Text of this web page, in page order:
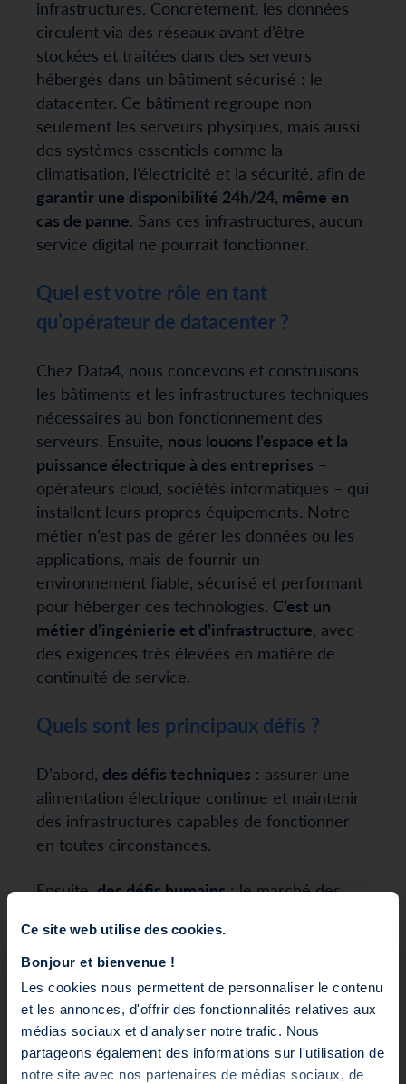
Ce site web utilise des cookies.
Bonjour et bienvenue !
Les cookies nous permettent de personnaliser le contenu
et les annonces, d'offrir des fonctionnalités relatives aux
médias sociaux et d'analyser notre trafic. Nous
partageons également des informations sur l'utilisation de
notre site avec nos partenaires de médias sociaux, de
infrastructures. Concrètement, les données
circulent via des réseaux avant d’être
stockées et traitées dans des serveurs
hébergés dans un bâtiment sécurisé : le
datacenter. Ce bâtiment regroupe non
seulement les serveurs physiques, mais aussi
des systèmes essentiels comme la
climatisation, l’électricité et la sécurité, afin de
garantir une disponibilité 24h/24, même en
cas de panne. Sans ces infrastructures, aucun
service digital ne pourrait fonctionner.
Quel est votre rôle en tant
qu’opérateur de datacenter ?
Chez Data4, nous concevons et construisons
les bâtiments et les infrastructures techniques
nécessaires au bon fonctionnement des
serveurs. Ensuite, nous louons l’espace et la
puissance électrique à des entreprises –
opérateurs cloud, sociétés informatiques – qui
installent leurs propres équipements. Notre
métier n’est pas de gérer les données ou les
applications, mais de fournir un
environnement fiable, sécurisé et performant
pour héberger ces technologies. C’est un
métier d’ingénierie et d’infrastructure, avec
des exigences très élevées en matière de
continuité de service.
Quels sont les principaux défis ?
D’abord, des défis techniques : assurer une
alimentation électrique continue et maintenir
des infrastructures capables de fonctionner
en toutes circonstances.
Ensuite,des défis humains: le marché des
techniciens et d’experts qualifiés. Recruter,
former et fidéliser ces talents est crucial.
Et puis,des défis environnementaux. Le
numérique représente déjà 2 à 3 % de la
consommation électrique mondiale et 4 % de
l’empreinte carbone, dont 16 % pour les